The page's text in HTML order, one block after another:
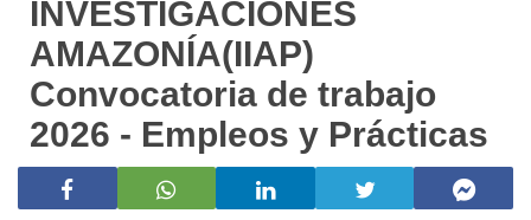
INVESTIGACIONES
AMAZONÍA(IIAP)
Convocatoria de trabajo
2026 - Empleos y Prácticas